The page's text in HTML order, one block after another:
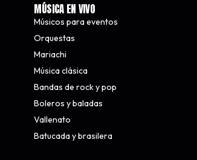
MÚSICA EN VIVO
Músicos para eventos
Orquestas
Mariachi
Música clásica
Bandas de rock y pop
Boleros y baladas
Vallenato
Batucada y brasilera